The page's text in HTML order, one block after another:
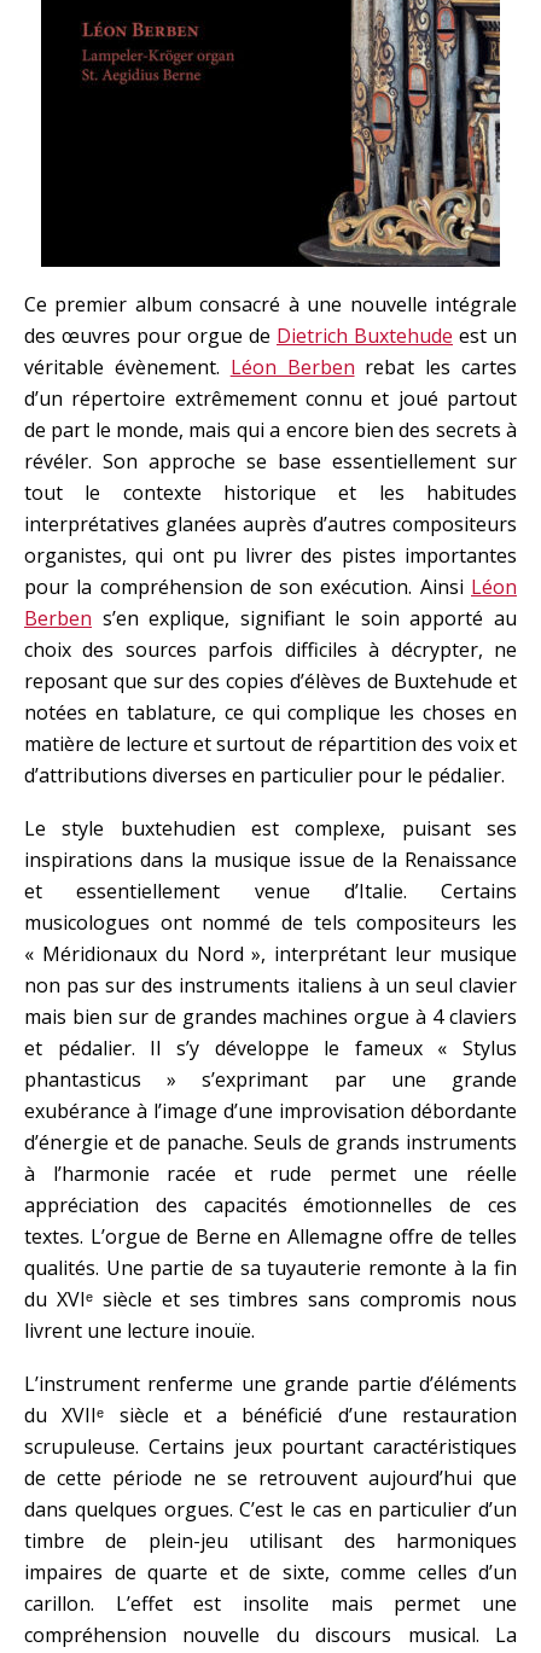
Ce premier album consacré à une nouvelle intégrale
des œuvres pour orgue de Dietrich Buxtehude est un
véritable évènement. Léon Berben rebat les cartes
d’un répertoire extrêmement connu et joué partout
de part le monde, mais qui a encore bien des secrets à
révéler. Son approche se base essentiellement sur
tout le contexte historique et les habitudes
interprétatives glanées auprès d’autres compositeurs
organistes, qui ont pu livrer des pistes importantes
pour la compréhension de son exécution. Ainsi Léon
Berben s’en explique, signifiant le soin apporté au
choix des sources parfois difficiles à décrypter, ne
reposant que sur des copies d’élèves de Buxtehude et
notées en tablature, ce qui complique les choses en
matière de lecture et surtout de répartition des voix et
d’attributions diverses en particulier pour le pédalier.
Le style buxtehudien est complexe, puisant ses
inspirations dans la musique issue de la Renaissance
et essentiellement venue d’Italie. Certains
musicologues ont nommé de tels compositeurs les
« Méridionaux du Nord », interprétant leur musique
non pas sur des instruments italiens à un seul clavier
mais bien sur de grandes machines orgue à 4 claviers
et pédalier. Il s’y développe le fameux « Stylus
phantasticus » s’exprimant par une grande
exubérance à l’image d’une improvisation débordante
d’énergie et de panache. Seuls de grands instruments
à l’harmonie racée et rude permet une réelle
appréciation des capacités émotionnelles de ces
textes. L’orgue de Berne en Allemagne offre de telles
qualités. Une partie de sa tuyauterie remonte à la fin
du XVIᵉ siècle et ses timbres sans compromis nous
livrent une lecture inouïe.
L’instrument renferme une grande partie d’éléments
du XVIIᵉ siècle et a bénéficié d’une restauration
scrupuleuse. Certains jeux pourtant caractéristiques
de cette période ne se retrouvent aujourd’hui que
dans quelques orgues. C’est le cas en particulier d’un
timbre de plein-jeu utilisant des harmoniques
impaires de quarte et de sixte, comme celles d’un
carillon. L’effet est insolite mais permet une
compréhension nouvelle du discours musical. La